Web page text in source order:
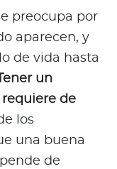
preocupa por
aparecen, y
de vida hasta
Tener un
de
los
una buena
de